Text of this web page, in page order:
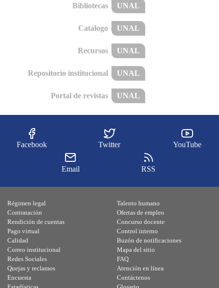
Bibliotecas UNAL
Catálogo UNAL
Recursos UNAL
Repositorio institucional UNAL
Portal de revistas UNAL
Facebook Twitter YouTube
Email RSS
Régimen legal
Contratación
Rendición de cuentas
Pago virtual
Calidad
Talento humano
Ofertas de empleo
Concurso docente
Control interno
Buzón de notificaciones
Correo institucional
Redes Sociales
Quejas y reclamos
Encuesta
Mapa del sitio
FAQ
Atención en línea
Contáctenos